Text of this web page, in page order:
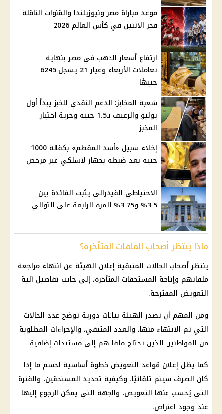
موعد مباراة مصر ونيوزيلندا والقنوات الناقلة
فجر الاثنين في كأس العالم 2026
ارتفاع أسعار الذهب في مصر بنهاية
تعاملات الأربعاء وعيار 21 يسجل 6245
جنيهًا
شعبة المخابز: الدعم النقدي للخبز يبدأ أول
يوليو والرغيف بـ1.5 جنيه وحرية اختيار
المخبز
إخلاء سبيل «أسد المقطم» بكفالة 1000
جنيه بعد ضبطه بجهاز لاسلكي غير مرخص
الاحتياطي الفيدرالي يثبت الفائدة بين
3.5% و3.75% للمرة الرابعة على التوالي
ماذا ينتظر أصحاب الملفات المتأخرة؟
ينتظر أصحاب الحالات المتبقية إعلان الهيئة عن انتهاء مراجعة
ملفاتهم وإتاحة المستحقات المتأخرة، إلى جانب تفاصيل آلية
التعويض المقترحة.
ومن المهم أن تصدر الهيئة بيانات دورية توضح عدد الحالات
التي تم الانتهاء منها، والعدد المتبقي، والإجراءات المطلوبة
من المواطنين الذين تحتاج ملفاتهم إلى مستندات إضافية.
كما يظل إعلان قواعد التعويض خطوة أساسية لحسم ما إذا
كان الصرف سيتم تلقائيًا، وكيفية تحديد المستحقين، والفترة
التي يُحسب عنها التعويض، والجهة التي يمكن الرجوع إليها
عند وجود اعتراض.